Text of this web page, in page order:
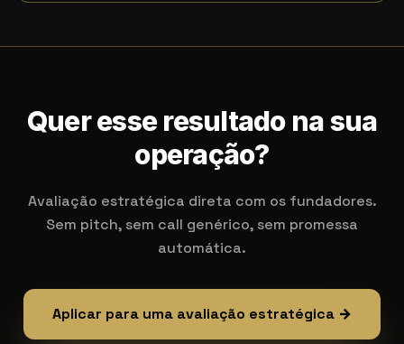
Quer esse resultado na sua
operação?
Avaliação estratégica direta com os fundadores.
Sem pitch, sem call genérico, sem promessa
automática.
Aplicar para uma avaliação estratégica →